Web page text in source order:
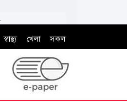
স্বাস্থ্য খেলা সকল